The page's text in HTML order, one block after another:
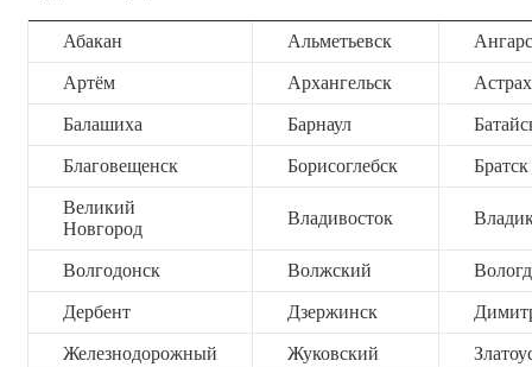
Абакан Альметьевск
Артём Архангельск
Балашиха Барнаул
Благовещенск Борисоглебск Братск
Великий
Новгород
Владивосток
Волгодонск Волжский
Дербент Дзержинск
Железнодорожный Жуковский